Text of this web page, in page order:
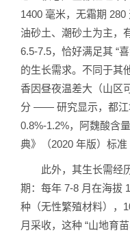
1400 毫米，无霜期
油砂土、潮砂土为主，
6.5-7.5，恰好满足其 “
的生长需求。不同于其
香因昼夜温差大（山区
分 —— 研究显示，都江
0.8%-1.2%，阿魏酸含
典》（2020 年版）标准
此外，其生长需经历
期：每年 7-8 月在海拔
种（无性繁殖材料），
月采收，这种 “山地育